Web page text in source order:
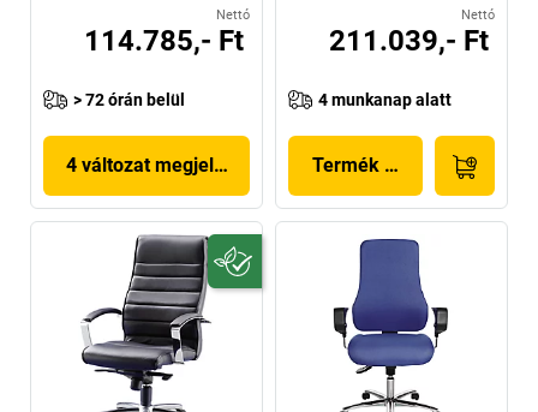
Nettó
114.785,- Ft
> 72 órán belül
4 változat megjelenítése
Nettó
211.039,- Ft
4 munkanap alatt
Termék megjelenítése